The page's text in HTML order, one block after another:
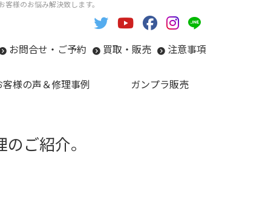
様のお悩み解決致します。
お問合せ・ご予約 買取・販売 注意事項
客様の声＆修理事例 ガンプラ販売
ご紹介。